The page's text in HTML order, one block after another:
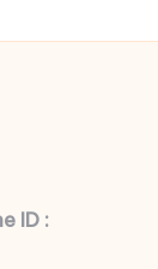
ID :